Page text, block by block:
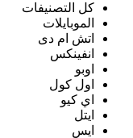
كل التصنيفات
الموبايلات
اتش ام دى
انفينكس
اوبو
اول كول
اي كيو
ايتل
ايس